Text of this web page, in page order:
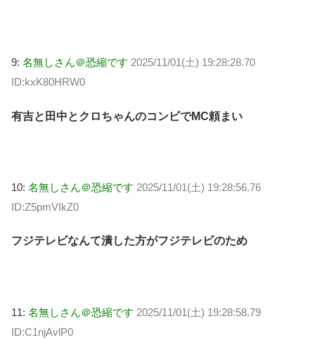
9: 名無しさん＠恐縮です 2025/11/01(土) 19:28:28.70
ID:kxK80HRW0
有吉と田中とクロちゃんのコンビでMC頼まい
10: 名無しさん＠恐縮です 2025/11/01(土) 19:28:56.76
ID:Z5pmVIkZ0
フジテレビなんて潰した方がフジテレビのため
11: 名無しさん＠恐縮です 2025/11/01(土) 19:28:58.79
ID:C1njAvlP0